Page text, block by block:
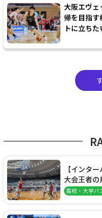
大阪エヴェ
帰を目指
トに立ちた
【インタ
大会王者の
阜女子に完
高校・大学バ